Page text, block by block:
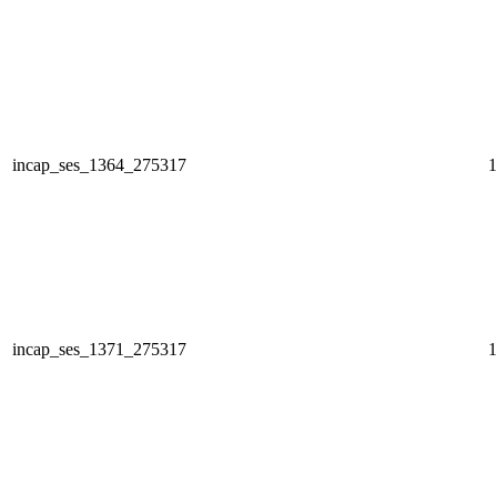
incap_ses_1364_275317
incap_ses_1371_275317